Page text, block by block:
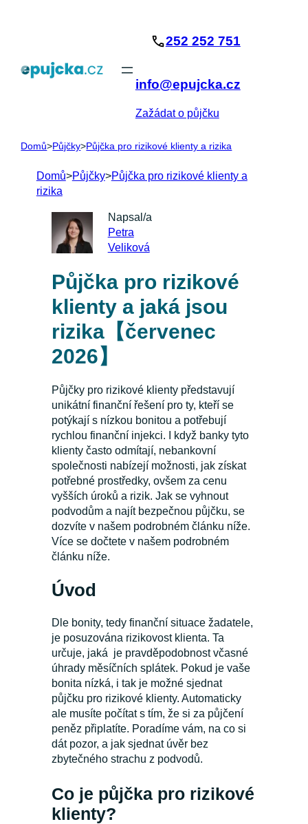
252 252 751
info@epujcka.cz
Zažádat o půjčku
Domů>Půjčky>Půjčka pro rizikové klienty a rizika
Domů>Půjčky>Půjčka pro rizikové klienty a
rizika
Napsal/a
Petra
Veliková
Půjčka pro rizikové
klienty a jaká jsou
rizika【červenec
2026】
Půjčky pro rizikové klienty představují
unikátní finanční řešení pro ty, kteří se
potýkají s nízkou bonitou a potřebují
rychlou finanční injekci. I když banky tyto
klienty často odmítají, nebankovní
společnosti nabízejí možnosti, jak získat
potřebné prostředky, ovšem za cenu
vyšších úroků a rizik. Jak se vyhnout
podvodům a najít bezpečnou půjčku, se
dozvíte v našem podrobném článku níže.
Více se dočtete v našem podrobném
článku níže.
Úvod
Dle bonity, tedy finanční situace žadatele,
je posuzována rizikovost klienta. Ta
určuje, jaká je pravděpodobnost včasné
úhrady měsíčních splátek. Pokud je vaše
bonita nízká, i tak je možné sjednat
půjčku pro rizikové klienty. Automaticky
ale musíte počítat s tím, že si za půjčení
peněz připlatíte. Poradíme vám, na co si
dát pozor, a jak sjednat úvěr bez
zbytečného strachu z podvodů.
Co je půjčka pro rizikové
klienty?